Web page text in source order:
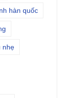
hàn quốc
nhẹ